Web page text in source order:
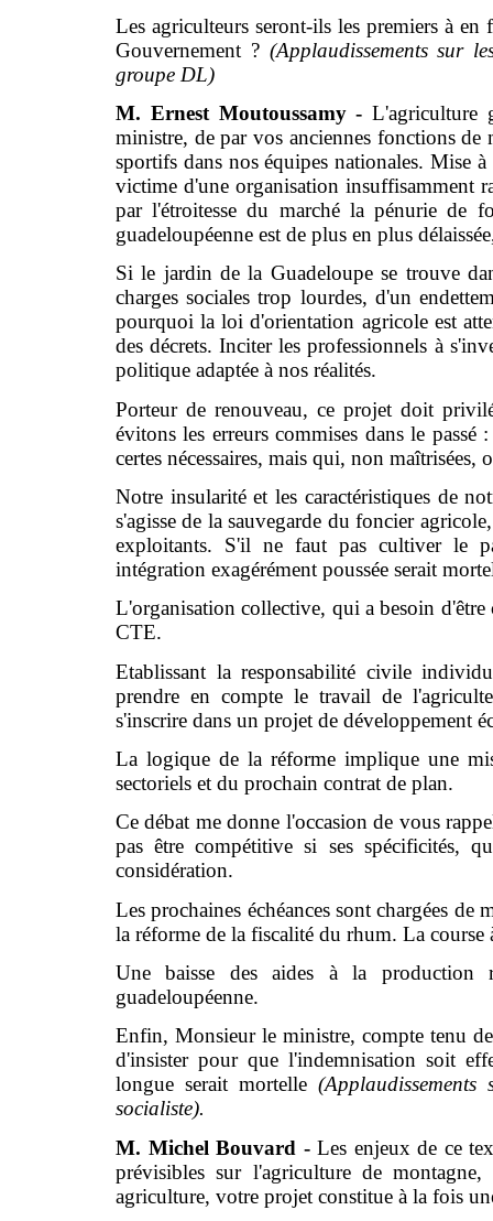
Les agriculteurs seront-ils les premiers à
Gouvernement ? (Applaudissements sur
groupe DL)
M. Ernest Moutoussamy -L'agriculture
ministre, de par vos anciennes fonctions de
sportifs dans nos équipes nationales. Mise
victime d'une organisation insuffisamment
par l'étroitesse du marché la pénurie de
guadeloupéenne est de plus en plus
Si le jardin de la Guadeloupe se trouve
charges sociales trop lourdes, d'un
pourquoi la loi d'orientation agricole est
des décrets. Inciter les professionnels à
politique adaptée à nos réalités.
Porteur de renouveau, ce projet doit
évitons les erreurs commises dans le
certes nécessaires, mais qui, non maîtrisées,
Notre insularité et les caractéristiques de
s'agisse de la sauvegarde du foncier
exploitants. S'il ne faut pas cultiver le
intégration exagérément poussée serait
L'organisation collective, qui a besoin d'être
CTE.
Etablissant la responsabilité civile
prendre en compte le travail de
s'inscrire dans un projet de développement
La logique de la réforme implique une
sectoriels et du prochain contrat de plan.
Ce débat me donne l'occasion de vous
pas être compétitive si ses spécificités,
considération.
Les prochaines échéances sont chargées
la réforme de la fiscalité du rhum. La
Une baisse des aides à la production
guadeloupéenne.
Enfin, Monsieur le ministre, compte tenu
d'insister pour que l'indemnisation soit
longue serait mortelle
socialiste).
M. Michel Bouvard -Les enjeux de ce
prévisibles sur l'agriculture de
agriculture, votre projet constitue à la fois